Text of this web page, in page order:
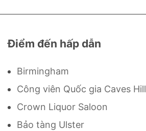
Điểm đến hấp dẫn
Birmingham
Công viên Quốc gia Caves Hill
Crown Liquor Saloon
Bảo tàng Ulster